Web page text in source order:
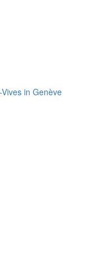
in Genève